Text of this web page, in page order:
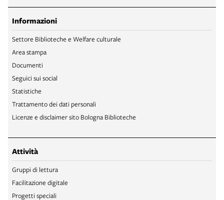
Informazioni
Settore Biblioteche e Welfare culturale
Area stampa
Documenti
Seguici sui social
Statistiche
Trattamento dei dati personali
Licenze e disclaimer sito Bologna Biblioteche
Attività
Gruppi di lettura
Facilitazione digitale
Progetti speciali